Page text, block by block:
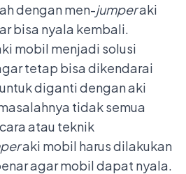
dengan men-jumperaki
bisa nyala kembali.
mobil menjadi solusi
tetap bisa dikendarai
diganti denganaki
tidak semua
atau teknik
aki mobil harus dilakukan
agar mobil dapat nyala.